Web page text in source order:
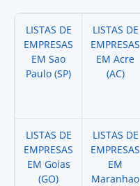
LISTAS DE
EMPRESAS
EM Sao
Paulo (SP)
LISTAS DE
EMPRESAS
EM Acre
(AC)
LISTAS DE
EMPRESAS
EM Goias
(GO)
LISTAS DE
EMPRESAS
EM
Maranhao